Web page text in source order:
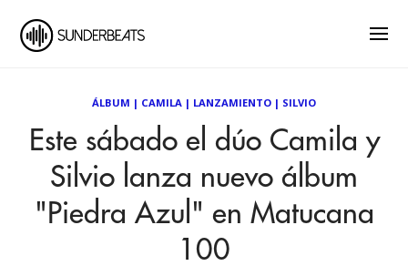
ÁLBUM | CAMILA | LANZAMIENTO | SILVIO
Este sábado el dúo Camila y
Silvio lanza nuevo álbum
"Piedra Azul" en Matucana
100